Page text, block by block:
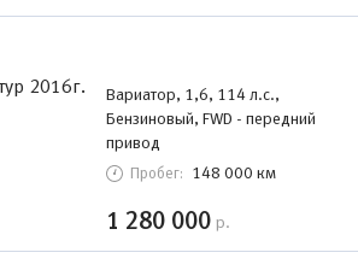
Вариатор, 1,6, 114 л.с.,
Бензиновый, FWD - передний
привод
Пробег: 148 000 км
1 280 000 р.